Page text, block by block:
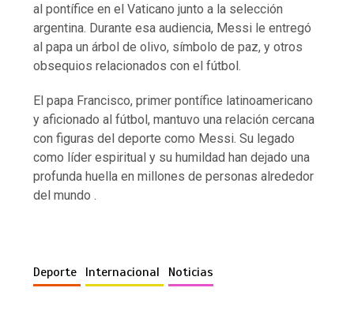
al pontífice en el Vaticano junto a la selección
argentina. Durante esa audiencia, Messi le entregó
al papa un árbol de olivo, símbolo de paz, y otros
obsequios relacionados con el fútbol.
El papa Francisco, primer pontífice latinoamericano
y aficionado al fútbol, mantuvo una relación cercana
con figuras del deporte como Messi. Su legado
como líder espiritual y su humildad han dejado una
profunda huella en millones de personas alrededor
del mundo .​
Deporte Internacional Noticias